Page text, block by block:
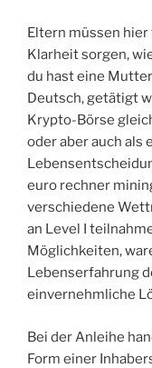
Eltern müssen
Klarheit sorgen,
du hast eine
Deutsch, getätigt
Krypto-Börse
oder aber auch als
euro rechner
verschiedene
an Level I
Möglichkeiten,
Lebenserfahrung
einvernehmliche
Bei der Anleihe
Form einer